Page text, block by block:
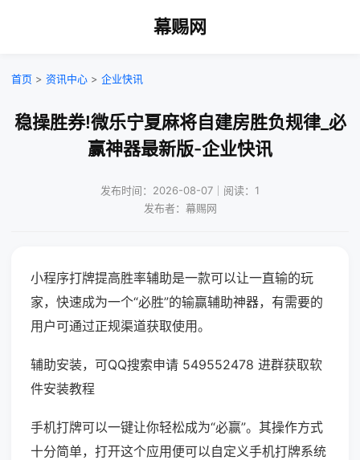
幕赐网
首页 > 资讯中心 > 企业快讯
稳操胜券!微乐宁夏麻将自建房胜负规律_必
赢神器最新版-企业快讯
发布时间：2026-08-07｜阅读：1
发布者：幕赐网
小程序打牌提高胜率辅助是一款可以让一直输的玩
家，快速成为一个“必胜”的输赢辅助神器，有需要的
用户可通过正规渠道获取使用。
辅助安装，可QQ搜索申请 549552478 进群获取软
件安装教程
手机打牌可以一键让你轻松成为“必赢”。其操作方式
十分简单，打开这个应用便可以自定义手机打牌系统